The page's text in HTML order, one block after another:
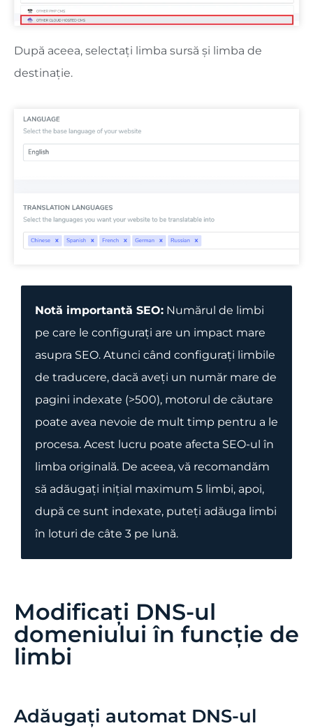
După aceea, selectați limba sursă și limba de
destinație.
Notă importantă SEO: Numărul de limbi
pe care le configurați are un impact mare
asupra SEO. Atunci când configurați limbile
de traducere, dacă aveți un număr mare de
pagini indexate (>500), motorul de căutare
poate avea nevoie de mult timp pentru a le
procesa. Acest lucru poate afecta SEO-ul în
limba originală. De aceea, vă recomandăm
să adăugați inițial maximum 5 limbi, apoi,
după ce sunt indexate, puteți adăuga limbi
în loturi de câte 3 pe lună.
Modificați DNS-ul
domeniului în funcție de
limbi
Adăugați automat DNS-ul